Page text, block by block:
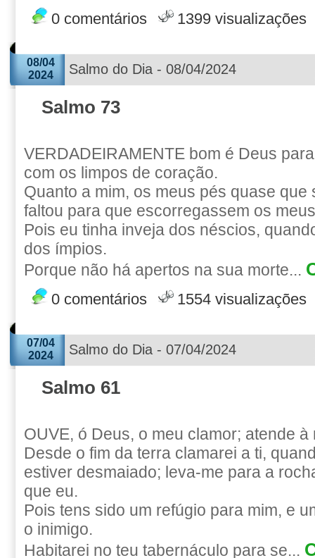
0 comentários 1399 visualizações
08/04
2024
Salmo do Dia - 08/04/2024
Salmo 73
VERDADEIRAMENTE bom é Deus
com os limpos de coração.
Quanto a mim, os meus pés quase
faltou para que escorregassem os
Pois eu tinha inveja dos néscios,
dos ímpios.
Porque não há apertos na sua morte...
0 comentários 1554 visualizações
07/04
2024
Salmo do Dia - 07/04/2024
Salmo 61
OUVE, ó Deus, o meu clamor; atende à
Desde o fim da terra clamarei a ti,
estiver desmaiado; leva-me para a
que eu.
Pois tens sido um refúgio para mim, e
o inimigo.
Habitarei no teu tabernáculo para se...